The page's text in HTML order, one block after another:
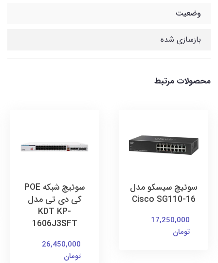
وضعیت
بازسازی شده
محصولات مرتبط
سوئیچ سیسکو مدل
Cisco SG110-16
17,250,000
تومان
سوئیچ شبکه POE
کی دی تی مدل
KDT KP-
1606J3SFT
26,450,000
تومان